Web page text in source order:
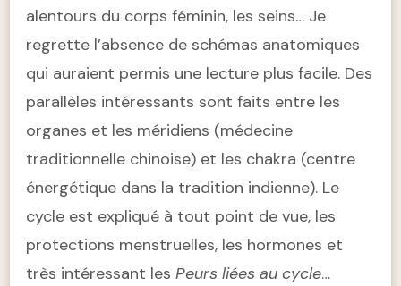
alentours du corps féminin, les seins… Je
regrette l’absence de schémas anatomiques
qui auraient permis une lecture plus facile. Des
parallèles intéressants sont faits entre les
organes et les méridiens (médecine
traditionnelle chinoise) et les chakra (centre
énergétique dans la tradition indienne). Le
cycle est expliqué à tout point de vue, les
protections menstruelles, les hormones et
très intéressant les Peurs liées au cycle…